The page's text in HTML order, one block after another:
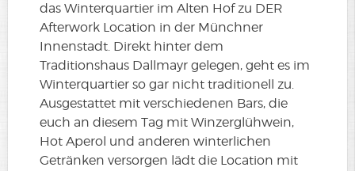
das Winterquartier im Alten Hof zu DER
Afterwork Location in der Münchner
Innenstadt. Direkt hinter dem
Traditionshaus Dallmayr gelegen, geht es im
Winterquartier so gar nicht traditionell zu.
Ausgestattet mit verschiedenen Bars, die
euch an diesem Tag mit Winzerglühwein,
Hot Aperol und anderen winterlichen
Getränken versorgen lädt die Location mit